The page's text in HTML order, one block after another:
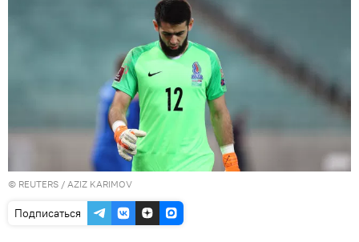
© REUTERS / AZIZ KARIMOV
Подписаться